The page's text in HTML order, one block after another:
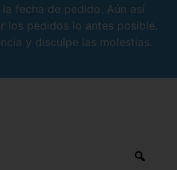
fecha de pedido. Aún así
los pedidos lo antes posible.
y disculpe las molestias.